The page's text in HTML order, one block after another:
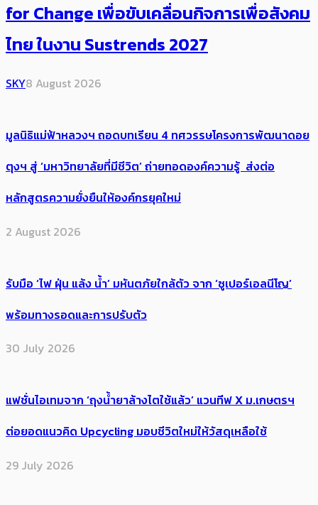
for Change เพื่อขับเคลื่อนกิจการเพื่อสังคม
ไทย ในงาน Sustrends 2027
SKY8 August 2026
มูลนิธิแม่ฟ้าหลวงฯ ถอดบทเรียน 4 ทศวรรษโครงการพัฒนาดอย
ตุงฯ สู่ ‘มหาวิทยาลัยที่มีชีวิต’ ถ่ายทอดองค์ความรู้ ส่งต่อ
หลักสูตรความยั่งยืนให้องค์กรยุคใหม่
2 August 2026
รับมือ ‘ไฟ ฝุ่น แล้ง น้ำ’ มหันตภัยใกล้ตัว จาก ‘ซูเปอร์เอลนีโญ’
พร้อมทางรอดและการปรับตัว
30 July 2026
แฟชั่นไอเทมจาก ‘ถุงน้ำยาล้างไตใช้แล้ว’ แวนทีฟ X ม.เกษตรฯ
ต่อยอดแนวคิด Upcycling มอบชีวิตใหม่ให้วัสดุเหลือใช้
29 July 2026